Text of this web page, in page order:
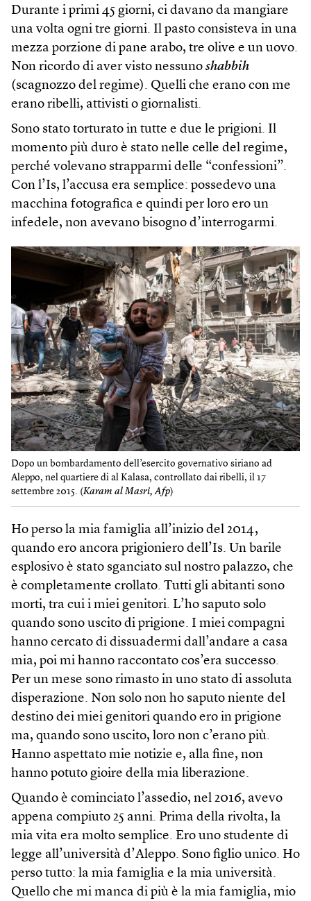
Durante i primi 45 giorni, ci davano da mangiare
una volta ogni tre giorni. Il pasto consisteva in una
mezza porzione di pane arabo, tre olive e un uovo.
Non ricordo di aver visto nessuno shabbih
(scagnozzo del regime). Quelli che erano con me
erano ribelli, attivisti o giornalisti.
Sono stato torturato in tutte e due le prigioni. Il
momento più duro è stato nelle celle del regime,
perché volevano strapparmi delle “confessioni”.
Con l’Is, l’accusa era semplice: possedevo una
macchina fotografica e quindi per loro ero un
infedele, non avevano bisogno d’interrogarmi.
Dopo un bombardamento dell’esercito governativo siriano ad
Aleppo, nel quartiere di al Kalasa, controllato dai ribelli, il 17
settembre 2015. (Karam al Masri, Afp)
Ho perso la mia famiglia all’inizio del 2014,
quando ero ancora prigioniero dell’Is. Un barile
esplosivo è stato sganciato sul nostro palazzo, che
è completamente crollato. Tutti gli abitanti sono
morti, tra cui i miei genitori. L’ho saputo solo
quando sono uscito di prigione. I miei compagni
hanno cercato di dissuadermi dall’andare a casa
mia, poi mi hanno raccontato cos’era successo.
Per un mese sono rimasto in uno stato di assoluta
disperazione. Non solo non ho saputo niente del
destino dei miei genitori quando ero in prigione
ma, quando sono uscito, loro non c’erano più.
Hanno aspettato mie notizie e, alla fine, non
hanno potuto gioire della mia liberazione.
Quando è cominciato l’assedio, nel 2016, avevo
appena compiuto 25 anni. Prima della rivolta, la
mia vita era molto semplice. Ero uno studente di
legge all’università d’Aleppo. Sono figlio unico. Ho
perso tutto: la mia famiglia e la mia università.
Quello che mi manca di più è la mia famiglia, mio